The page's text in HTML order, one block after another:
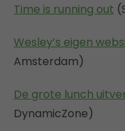
Time is running out
Wesley’s eigen
Amsterdam)
De grote lunch
DynamicZone)